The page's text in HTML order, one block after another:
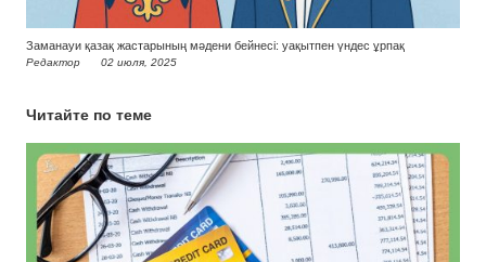
Заманауи қазақ жастарының мәдени бейнесі: уақытпен үндес ұрпақ
Редактор 02 июля, 2025
Читайте по теме